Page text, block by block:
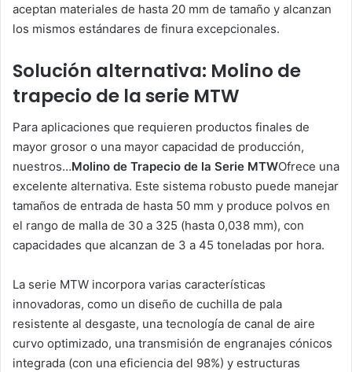
aceptan materiales de hasta 20 mm de tamaño y alcanzan
los mismos estándares de finura excepcionales.
Solución alternativa: Molino de
trapecio de la serie MTW
Para aplicaciones que requieren productos finales de
mayor grosor o una mayor capacidad de producción,
nuestros…Molino de Trapecio de la Serie MTWOfrece una
excelente alternativa. Este sistema robusto puede manejar
tamaños de entrada de hasta 50 mm y produce polvos en
el rango de malla de 30 a 325 (hasta 0,038 mm), con
capacidades que alcanzan de 3 a 45 toneladas por hora.
La serie MTW incorpora varias características
innovadoras, como un diseño de cuchilla de pala
resistente al desgaste, una tecnología de canal de aire
curvo optimizado, una transmisión de engranajes cónicos
integrada (con una eficiencia del 98%) y estructuras